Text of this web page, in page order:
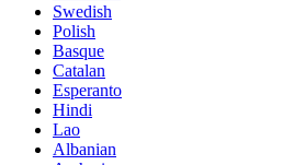
Swedish
Polish
Basque
Catalan
Esperanto
Hindi
Lao
Albanian